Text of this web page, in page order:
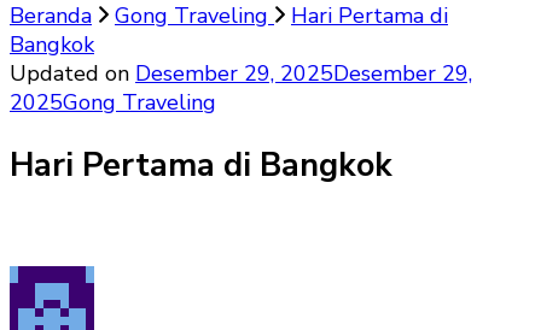
Beranda
Gong Traveling
Hari Pertama di
Bangkok
Updated on Desember 29, 2025Desember 29,
2025Gong Traveling
Hari Pertama di Bangkok